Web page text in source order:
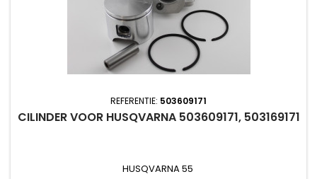
REFERENTIE: 503609171
CILINDER VOOR HUSQVARNA 503609171, 503169171
HUSQVARNA 55